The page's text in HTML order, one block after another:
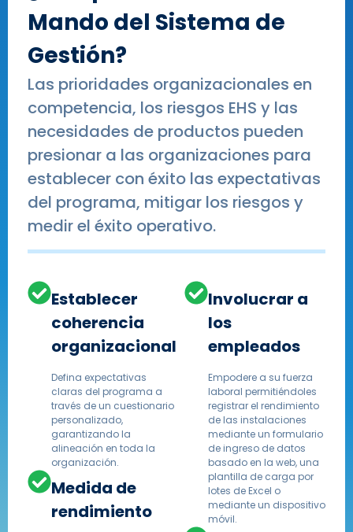
Mando del Sistema de
Gestión?
Las prioridades organizacionales en
competencia, los riesgos EHS y las
necesidades de productos pueden
presionar a las organizaciones para
establecer con éxito las expectativas
del programa, mitigar los riesgos y
medir el éxito operativo.
Establecer
coherencia
organizacional
Defina expectativas
claras del programa a
través de un cuestionario
personalizado,
garantizando la
alineación en toda la
organización.
Medida de
rendimiento
Involucrar a
los
empleados
Empodere a su fuerza
laboral permitiéndoles
registrar el rendimiento
de las instalaciones
mediante un formulario
de ingreso de datos
basado en la web, una
plantilla de carga por
lotes de Excel o
mediante un dispositivo
móvil.